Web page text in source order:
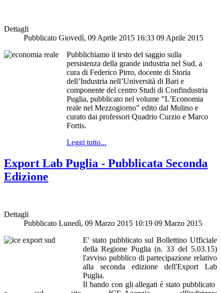
Dettagli
Pubblicato Giovedì, 09 Aprile 2015 16:33 09 Aprile 2015
Pubblichiamo il testo del saggio sulla
persistenza della grande industria nel Sud, a
cura di Federico Pirro, docente di Storia
dell’Industria nell’Università di Bari e
componente del centro Studi di Confindustria
Puglia, pubblicato nel volume "L’Economia
reale nel Mezzogiorno" edito dal Mulino e
curato dai professori Quadrio Curzio e Marco
Fortis.
Leggi tutto...
Export Lab Puglia - Pubblicata Seconda
Edizione
Dettagli
Pubblicato Lunedì, 09 Marzo 2015 10:19 09 Marzo 2015
E' stato pubblicato sul Bollettino Ufficiale
della Regione Puglia (n. 33 del 5.03.15)
l'avviso pubblico di partecipazione relativo
alla seconda edizione dell'Export Lab
Puglia.
Il bando con gli allegati è stato pubblicato